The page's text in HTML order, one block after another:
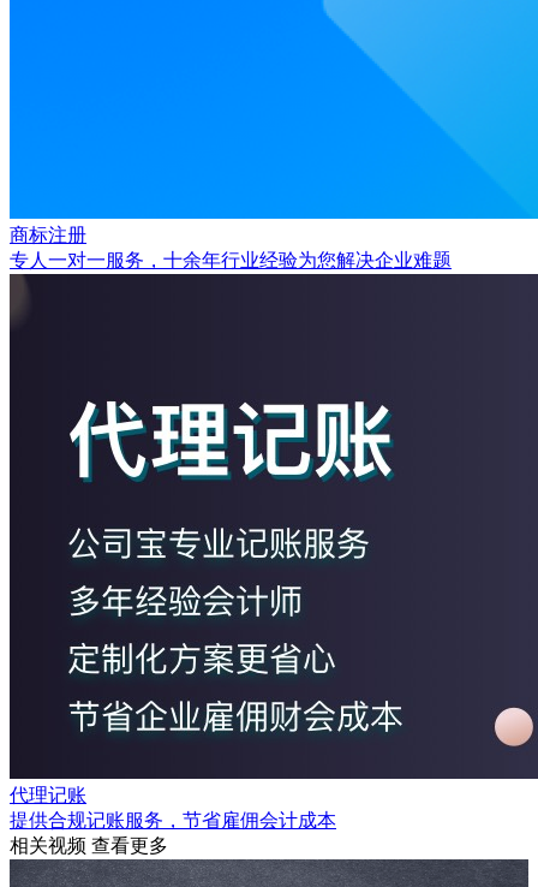
商标注册
专人一对一服务，十余年行业经验为您解决企业难题
代理记账
提供合规记账服务，节省雇佣会计成本
相关视频 查看更多